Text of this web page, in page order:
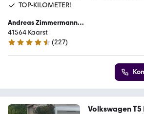
TOP-KILOMETER!
Andreas Zimmermann
Kraftfahrzeughandelsgesellschaft mbH
41564 Kaarst
4.4 Sterne
(227)
Volkswagen